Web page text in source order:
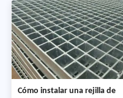
producto terminado
depende de la tubería base,
la preparación de la
superficie, el sistema de
recubrimiento, el proceso de
aplicación, la inspección y el
manejo,
Cómo instalar una rejilla de